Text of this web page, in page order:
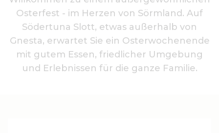
Osterfest - im Herzen von Sörmland. Auf
Södertuna Slott, etwas außerhalb von
Gnesta, erwartet Sie ein Osterwochenende
mit gutem Essen, friedlicher Umgebung
und Erlebnissen für die ganze Familie.